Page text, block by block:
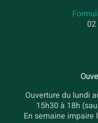
Ouverture du lundi
15h30 à 18h
En semaine impaire